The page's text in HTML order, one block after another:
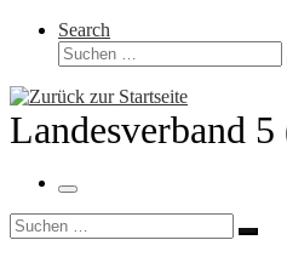
Search
Suche
Landesverband
Menü
Suche